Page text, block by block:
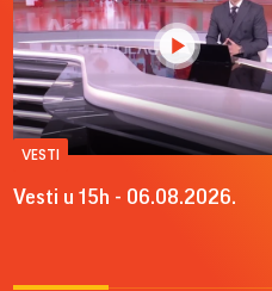
VESTI
Vesti u 15h - 06.08.2026.